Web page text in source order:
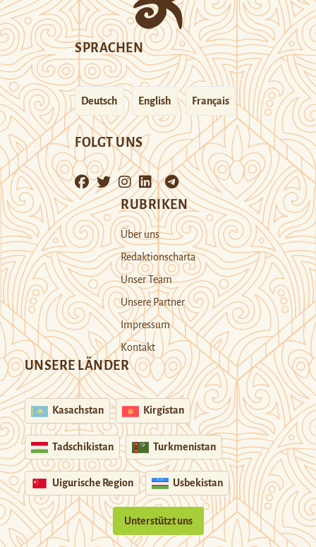
SPRACHEN
Deutsch English Français
FOLGT UNS
RUBRIKEN
Über uns
Redaktionscharta
Unser Team
Unsere Partner
Impressum
Kontakt
UNSERE LÄNDER
Kasachstan Kirgistan
Tadschikistan Turkmenistan
Uigurische Region Usbekistan
Unterstützt uns